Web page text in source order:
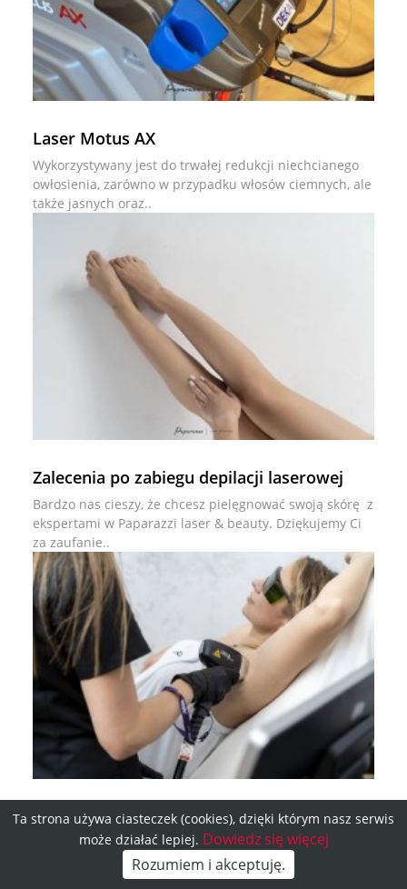
Laser Motus AX
Wykorzystywany jest do trwałej redukcji niechcianego
owłosienia, zarówno w przypadku włosów ciemnych, ale
także jasnych oraz..
Zalecenia po zabiegu depilacji laserowej
Bardzo nas cieszy, że chcesz pielęgnować swoją skórę z
ekspertami w Paparazzi laser & beauty. Dziękujemy Ci
za zaufanie..
Planujesz depilację laserową? Sprawdź
czego lepiej unikać przed zabiegiem.
Od dłuższego czasu planujesz depilacji laserowej?
Zobacz czego lepiej unikać przed tym zabiegiem.
505 114 000
i dojazd
Ta strona używa ciasteczek (cookies), dzięki którym nasz serwis
może działać lepiej. Dowiedz się więcej
Rozumiem i akceptuję.